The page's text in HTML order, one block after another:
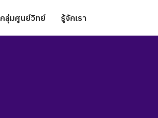
กลุ่มศูนย์วิทย์ รู้จักเรา